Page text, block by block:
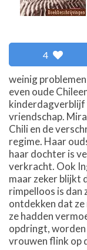
4
weinig
even oude
kinderdagverblijf
vriendschap.
Chili en de
regime. Haar
haar dochter is
verkracht. Ook
maar zeker blijkt
rimpelloos is dan
ontdekken dat ze
ze hadden
opdringt, worden
vrouwen flink op